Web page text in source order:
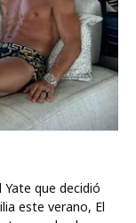
que decidió
este verano, El